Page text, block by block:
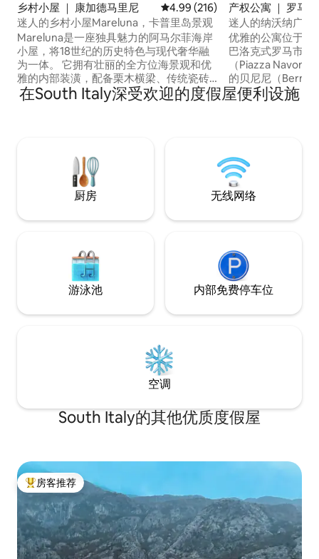
乡村小屋 ｜ 康加德马里尼 平均评分 4.99 分（满分 5 分），
4.99 (216)
迷人的乡村小屋Mareluna，卡普里岛景观
Mareluna是一座独具魅力的阿马尔菲海岸
小屋，将18世纪的历史特色与现代奢华融
为一体。 它拥有壮丽的全方位海景观和优
雅的内部装潢，配备栗木横梁、传统瓷砖
等细节，以及空调和智能电视等现代便利
设施。 独特的装饰，如翻修一新的卫生
的海岸风光和户外用餐
产权公寓 ｜ 罗马
迷人的纳沃纳广场
优雅的公寓位于著
巴洛克式罗马市中
（Piazza Navona
的贝尼尼（
（Borromini）喷
带独立卫生间的
度过一段难忘的住
在South Italy深受欢迎的度假屋便利设施
厨房 无线网络
游泳池 内部免费停车位
空调
South Italy的其他优质度假屋
热门「房客推荐」
房客推荐